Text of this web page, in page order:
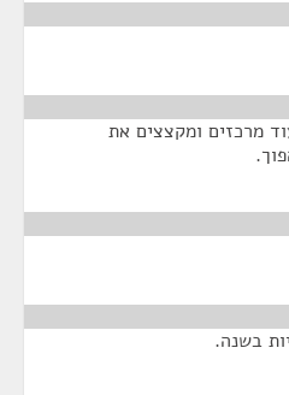
מרכזים ומקצצים את